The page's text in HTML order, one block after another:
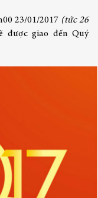
23/01/2017 (tức 26
được giao đến Quý